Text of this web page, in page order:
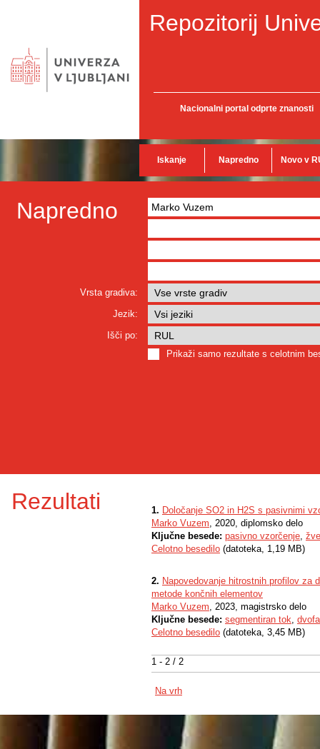
Repozitorij
Nacionalni portal odprte znanosti
Iskanje Napredno Novo v
Napredno
Vrsta gradiva:
Jezik:
Išči po:
Prikaži samo rezultate s celotnim
Rezultati
1 - 2 / 2
1. Določanje SO2 in H2S s pasivnimi
Marko Vuzem, 2020, diplomsko delo
Ključne besede: pasivno vzorčenje,
Celotno besedilo (datoteka, 1,19 MB)
2. Napovedovanje hitrostnih profilov za
metode končnih elementov
Marko Vuzem, 2023, magistrsko delo
Ključne besede: segmentiran tok,
Celotno besedilo (datoteka, 3,45 MB)
Na vrh